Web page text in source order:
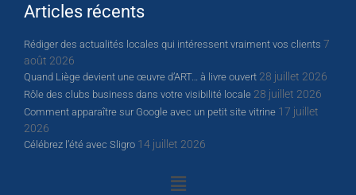
Articles récents
Rédiger des actualités locales qui intéressent vraiment vos clients 7
août 2026
Quand Liège devient une œuvre d’ART… à livre ouvert 28 juillet 2026
Rôle des clubs business dans votre visibilité locale 28 juillet 2026
Comment apparaître sur Google avec un petit site vitrine 17 juillet
2026
Célébrez l’été avec Sligro 14 juillet 2026